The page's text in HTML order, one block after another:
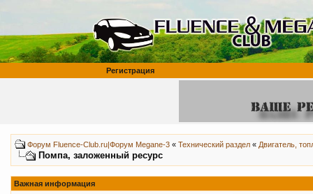
Регистрация
Форум Fluence-Club.ru|Форум Megane-3 « Технический раздел « Двигатель,
Помпа, заложенный ресурс
Важная информация